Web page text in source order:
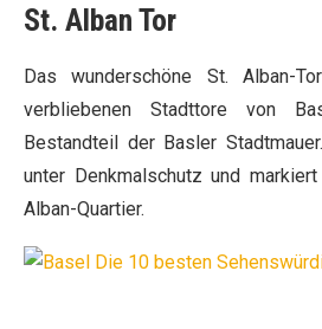
St. Alban Tor
Das wunderschöne St. Alban-
verbliebenen Stadttore von
Bestandteil der Basler
unter Denkmalschutz und
Alban-Quartier.